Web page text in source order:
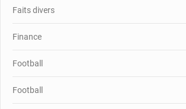
Faits divers
Finance
Football
Football